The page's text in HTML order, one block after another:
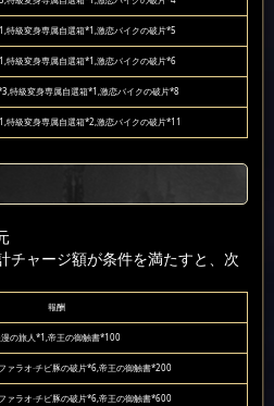
特級変身専属自選箱*1,激恋バイクの破片*5
特級変身専属自選箱*1,激恋バイクの破片*6
特級変身専属自選箱*1,激恋バイクの破片*8
特級変身専属自選箱*2,激恋バイクの破片*11
チャージ額が条件を満たすと、次
報酬
漫の旅人*1,帝王の御触書*100
ァラオ·チビ豚の破片*6,帝王の御触書*200
ァラオ·チビ豚の破片*6,帝王の御触書*600